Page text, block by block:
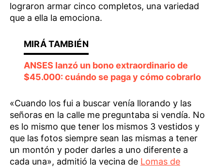
lograron armar cinco completos, una variedad
que a ella la emociona.
ANSES lanzó un bono extraordinario de
$45.000: cuándo se paga y cómo cobrarlo
«Cuando los fui a buscar venía llorando y las
señoras en la calle me preguntaba si vendía. No
es lo mismo que tener los mismos 3 vestidos y
que las fotos siempre sean las mismas a tener
un montón y poder darles a uno diferente a
cada una», admitió la vecina de Lomas de